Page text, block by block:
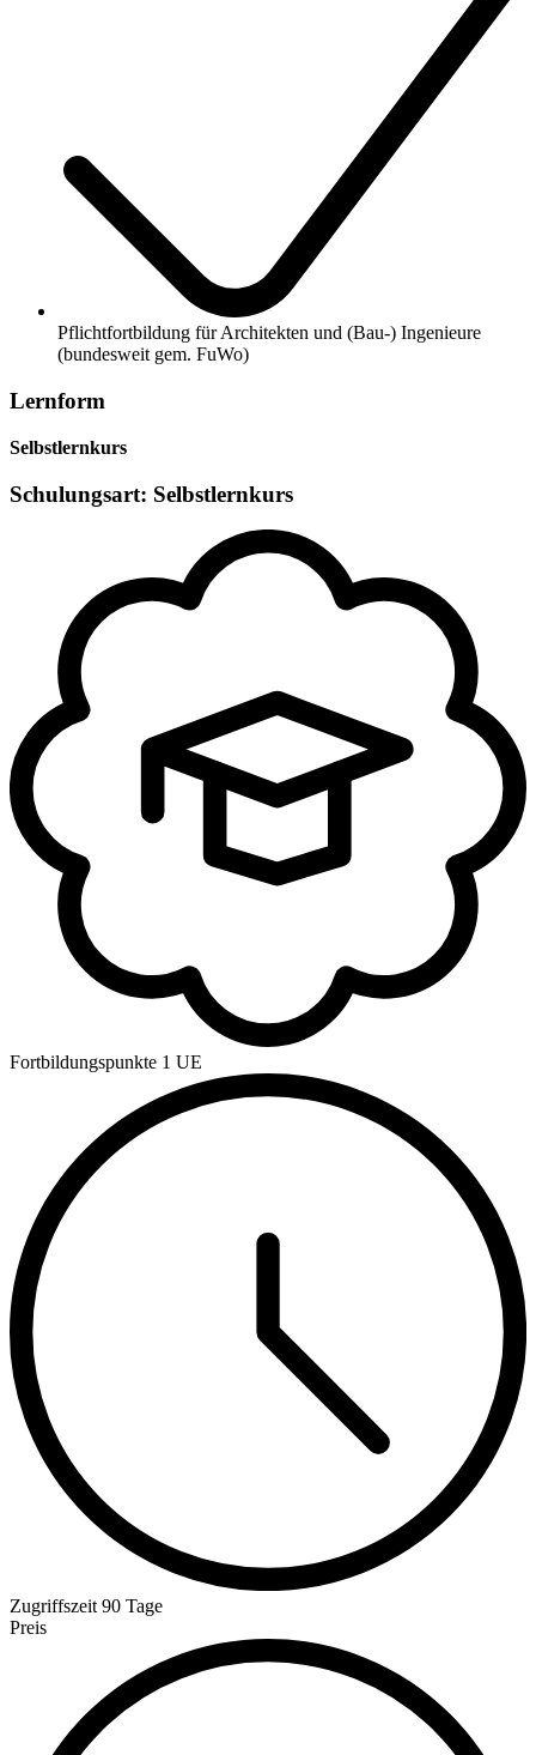
Pflichtfortbildung für Architekten und (Bau-) Ingenieure
(bundesweit gem. FuWo)
Lernform
Selbstlernkurs
Schulungsart: Selbstlernkurs
Fortbildungspunkte 1 UE
Zugriffszeit 90 Tage
Preis